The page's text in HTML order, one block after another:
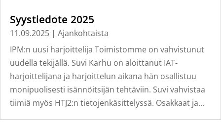
Syystiedote 2025
11.09.2025 | Ajankohtaista
IPM:n uusi harjoittelija Toimistomme on vahvistunut
uudella tekijällä. Suvi Karhu on aloittanut IAT-
harjoittelijana ja harjoittelun aikana hän osallistuu
monipuolisesti isännöitsijän tehtäviin. Suvi vahvistaa
tiimiä myös HTJ2:n tietojenkäsittelyssä. Osakkaat ja...